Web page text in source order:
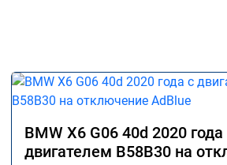
BMW X6 G06 40d 2020 года
двигателем B58B30 на